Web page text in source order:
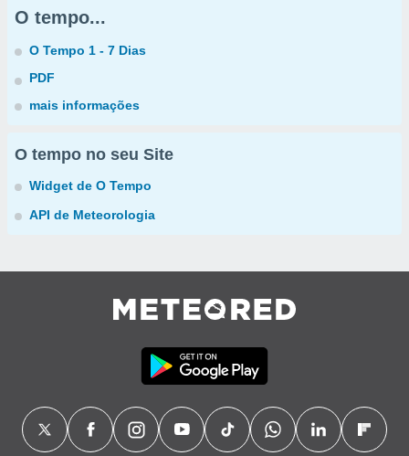
O tempo...
O Tempo 1 - 7 Dias
PDF
mais informações
O tempo no seu Site
Widget de O Tempo
API de Meteorologia